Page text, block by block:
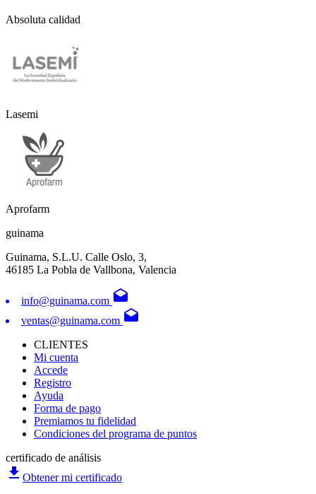
Absoluta calidad
Lasemi
Aprofarm
guinama
Guinama, S.L.U. Calle Oslo, 3,
46185 La Pobla de Vallbona, Valencia
info@guinama.com drafts
ventas@guinama.com drafts
CLIENTES
Mi cuenta
Accede
Registro
Ayuda
Forma de pago
Premiamos tu fidelidad
Condiciones del programa de puntos
certificado de análisis
file_download Obtener mi certificado